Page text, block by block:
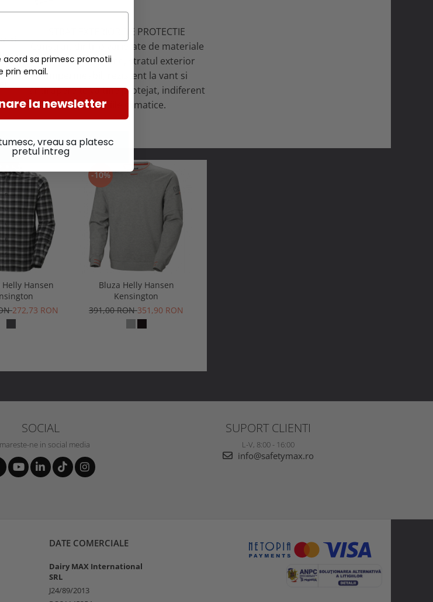
si
aerul
STRAT EXTERIOR DE PROTECTIE
Construit dintr-o varietate de materiale
rezistente la vreme, stratul exterior
impermeabil, rezistent la vant si
antirupere te va tine protejat, indiferent
de conditiile climatice.
Helly Hansen
272,73 RON
-10%
Bluza Helly Hansen
Kensington
391,00 RON351,90 RON
SOCIAL
ne in social media
SUPORT CLIENTI
L-V, 8:00 - 16:00
info@safetymax.ro
DATE COMERCIALE
Dairy MAX International
SRL
J24/89/2013
acord sa primesc promotii
prin email.
la newsletter
vreau sa platesc
pretul intreg